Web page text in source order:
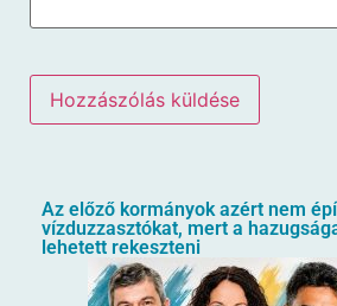
Az előző kormányok azért nem
vízduzzasztókat, mert a
lehetett rekeszteni